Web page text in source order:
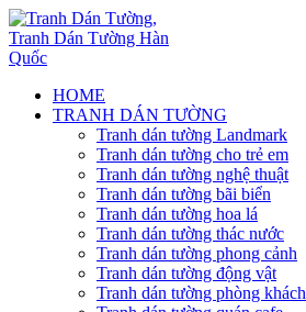
HOME
TRANH DÁN TƯỜNG
Tranh dán tường Landmark
Tranh dán tường cho trẻ em
Tranh dán tường nghệ thuật
Tranh dán tường bãi biển
Tranh dán tường hoa lá
Tranh dán tường thác nước
Tranh dán tường phong cảnh
Tranh dán tường động vật
Tranh dán tường phòng khách